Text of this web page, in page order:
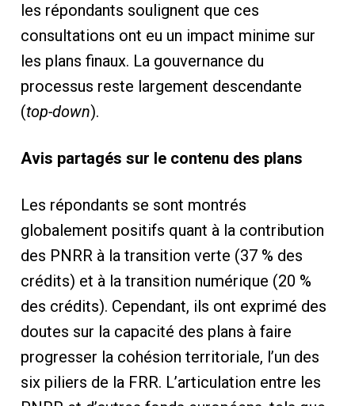
les répondants soulignent que ces
consultations ont eu un impact minime sur
les plans finaux. La gouvernance du
processus reste largement descendante
(top-down).
Avis partagés sur le contenu des plans
Les répondants se sont montrés
globalement positifs quant à la contribution
des PNRR à la transition verte (37 % des
crédits) et à la transition numérique (20 %
des crédits). Cependant, ils ont exprimé des
doutes sur la capacité des plans à faire
progresser la cohésion territoriale, l’un des
six piliers de la FRR. L’articulation entre les